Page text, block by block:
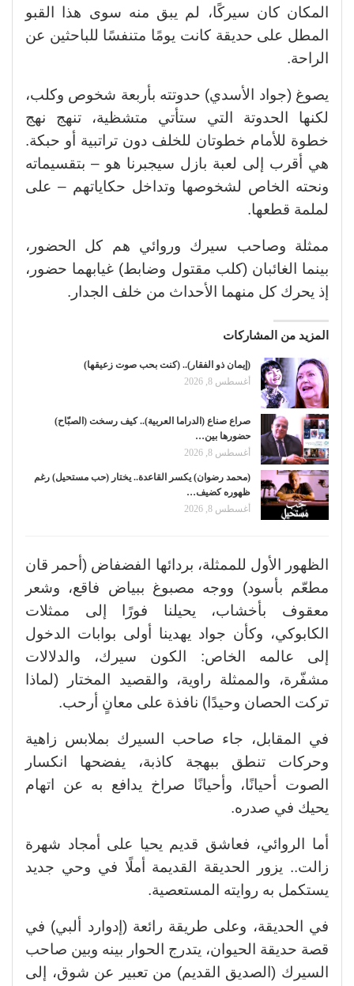
المكان كان سيركًا، لم يبق منه سوى هذا القبو
المطل على حديقة كانت يومًا متنفسًا للباحثين عن
الراحة.
يصوغ (جواد الأسدي) حدوتته بأربعة شخوص وكلب،
لكنها الحدوتة التي ستأتي متشظية، تنهج نهج
خطوة للأمام خطوتان للخلف دون تراتبية أو حبكة.
هي أقرب إلى لعبة بازل سيجبرنا هو – بتقسيماته
ونحته الخاص لشخوصها وتداخل حكاياتهم – على
لملمة قطعها.
ممثلة وصاحب سيرك وروائي هم كل الحضور،
بينما الغائبان (كلب مقتول وضابط) غيابهما حضور،
إذ يحرك كل منهما الأحداث من خلف الجدار.
المزيد من المشاركات
(إيمان ذو الفقار).. (كنت بحب صوت زعيقها)
أغسطس 8, 2026
صراع صناع (الدراما العربية).. كيف رسخت (الصبّاح)
حضورها بين…
أغسطس 8, 2026
(محمد رضوان) يكسر القاعدة.. يختار (حب مستحيل) رغم
ظهوره كضيف…
أغسطس 8, 2026
الظهور الأول للممثلة، بردائها الفضفاض (أحمر قان
مطعّم بأسود) ووجه مصبوغ ببياض فاقع، وشعر
معقوف بأخشاب، يحيلنا فورًا إلى ممثلات
الكابوكي، وكأن جواد يهدينا أولى بوابات الدخول
إلى عالمه الخاص: الكون سيرك، والدلالات
مشفّرة، والممثلة راوية، والقصيد المختار (لماذا
تركت الحصان وحيدًا) نافذة على معانٍ أرحب.
في المقابل، جاء صاحب السيرك بملابس زاهية
وحركات تنطق ببهجة كاذبة، يفضحها انكسار
الصوت أحيانًا، وأحيانًا صراخ يدافع به عن اتهام
يحيك في صدره.
أما الروائي، فعاشق قديم يحيا على أمجاد شهرة
زالت.. يزور الحديقة القديمة أملًا في وحي جديد
يستكمل به روايته المستعصية.
في الحديقة، وعلى طريقة رائعة (إدوارد ألبي) في
قصة حديقة الحيوان، يتدرج الحوار بينه وبين صاحب
السيرك (الصديق القديم) من تعبير عن شوق، إلى